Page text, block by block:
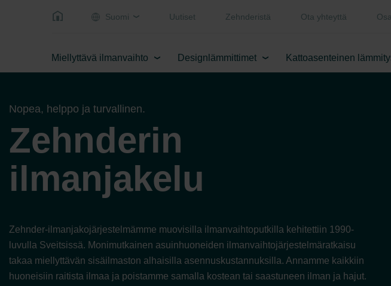
Suomi Uutiset Zehnderistä Ota yhteyttä
Miellyttävä ilmanvaihto Designlämmittimet Kattoasenteinen
Nopea, helppo ja turvallinen.
Zehnderin
ilmanjakelu
Zehnder-ilmanjakojärjestelmämme muovisilla ilmanvaihtoputkilla kehitettiin 1990-
luvulla Sveitsissä. Monimutkainen asuinhuoneiden ilmanvaihtojärjestelmäratkaisu
takaa miellyttävän sisäilmaston alhaisilla asennuskustannuksilla. Annamme kaikkiin
huoneisiin raitista ilmaa ja poistamme samalla kostean tai saastuneen ilman ja hajut.